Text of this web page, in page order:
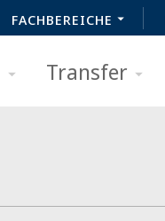
FACHBEREICHE
Transfer